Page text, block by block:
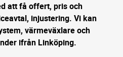
att få offert, pris och
injustering. Vi kan
värmeväxlare och
ifrån Linköping.